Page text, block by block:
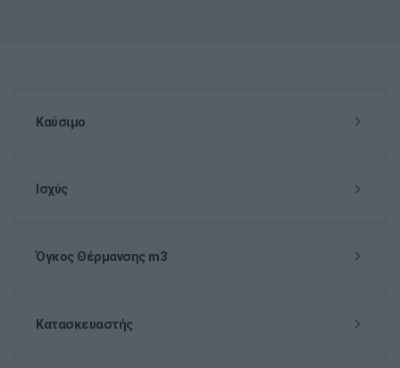
Καύσιμο
Ισχύς
Όγκος Θέρμανσης m3
Κατασκευαστής